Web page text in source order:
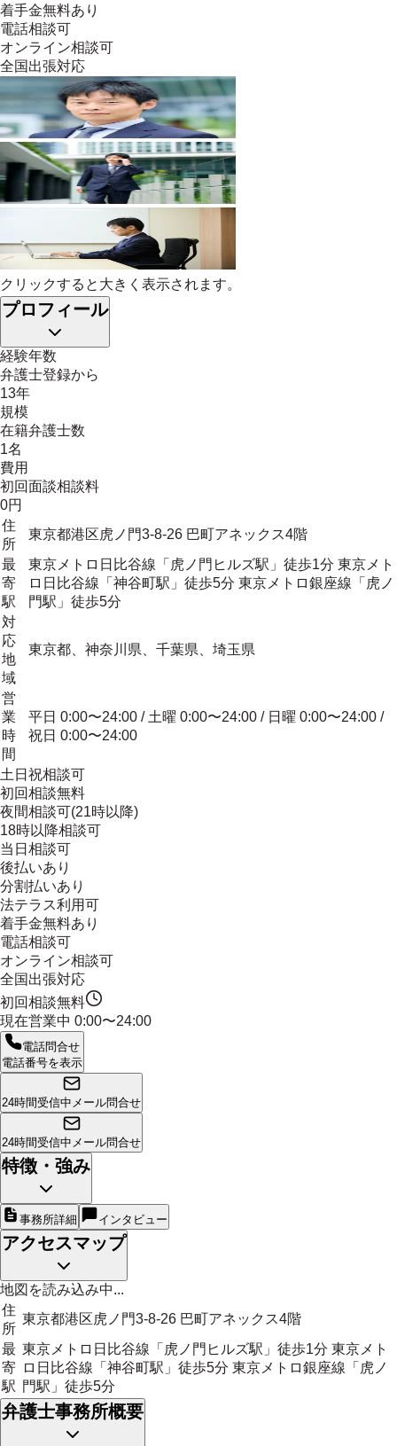
着手金無料あり
電話相談可
オンライン相談可
全国出張対応
クリックすると大きく表示されます。
プロフィール
経験年数
弁護士登録から
13年
規模
在籍弁護士数
1名
費用
初回面談相談料
0円
住
所
東京都港区虎ノ門3-8-26 巴町アネックス4階
最
寄
駅
東京メトロ日比谷線「虎ノ門ヒルズ駅」徒歩1分 東京メト
ロ日比谷線「神谷町駅」徒歩5分 東京メトロ銀座線「虎ノ
門駅」徒歩5分
対
応
地
域
東京都、神奈川県、千葉県、埼玉県
営
業
時
間
平日 0:00〜24:00 / 土曜 0:00〜24:00 / 日曜 0:00〜24:00 /
祝日 0:00〜24:00
土日祝相談可
初回相談無料
夜間相談可(21時以降)
18時以降相談可
当日相談可
後払いあり
分割払いあり
法テラス利用可
着手金無料あり
電話相談可
オンライン相談可
全国出張対応
初回相談無料
現在営業中 0:00〜24:00
電話問合せ
電話番号を表示
24時間受信中 メール問合せ
24時間受信中 メール問合せ
特徴・強み
事務所詳細 インタビュー
アクセスマップ
地図を読み込み中...
住
所
東京都港区虎ノ門3-8-26 巴町アネックス4階
最
寄
駅
東京メトロ日比谷線「虎ノ門ヒルズ駅」徒歩1分 東京メト
ロ日比谷線「神谷町駅」徒歩5分 東京メトロ銀座線「虎ノ
門駅」徒歩5分
弁護士事務所概要